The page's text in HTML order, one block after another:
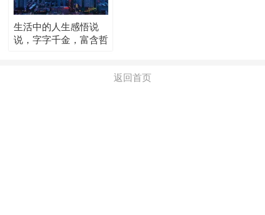
生活中的人生感悟说
说，字字千金，富含哲
返回首页